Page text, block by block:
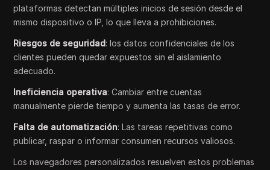
plataformas detectan múltiples inicios de sesión desde el
mismo dispositivo o IP, lo que lleva a prohibiciones.
Riesgos de seguridad: los datos confidenciales de los
clientes pueden quedar expuestos sin el aislamiento
adecuado.
Ineficiencia operativa: Cambiar entre cuentas
manualmente pierde tiempo y aumenta las tasas de error.
Falta de automatización: Las tareas repetitivas como
publicar, raspar o informar consumen recursos valiosos.
Los navegadores personalizados resuelven estos problemas